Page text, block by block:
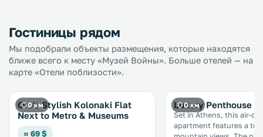
Гостиницы рядом
Мы подобрали объекты размещения, которые находятся
ближе всего к месту «Музей Войны». Больше отелей — на
карте «Отели поблизости».
0 км
Oro's Stylish Kolonaki Flat
Next to Metro & Museums
≈ 69 $
0 км
Luxury Penthouse
Set in Athens, this air-
apartment features a